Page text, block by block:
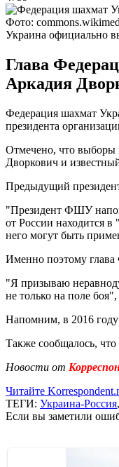
Фото:
Украина официально
Глава
Аркадия
Федерация шахмат
президента
Отмечено, что выборы
Дворкович и
Предыдущий
"Президент ФШУ
от России находится
него могут быть
Именно поэтому
"Я призываю
не только на поле
Напомним, в 2016
Также сообщалось, что
Новости от
Читайте
ТЕГИ: Украина-Россия,
Если вы заметили